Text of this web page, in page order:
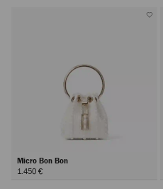
Micro Bon Bon
1.450 €